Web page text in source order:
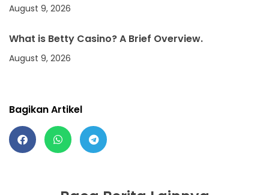
August 9, 2026
What is Betty Casino? A Brief Overview.
August 9, 2026
Bagikan Artikel